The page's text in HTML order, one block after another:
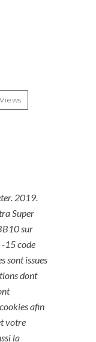
2019.
Super
sur
-15 code
sont issues
dont
afin
votre
la